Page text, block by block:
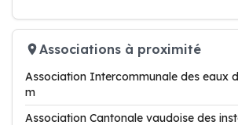
Associations à proximité
Association Intercommunale des eaux
m
Association Cantonale vaudoise des